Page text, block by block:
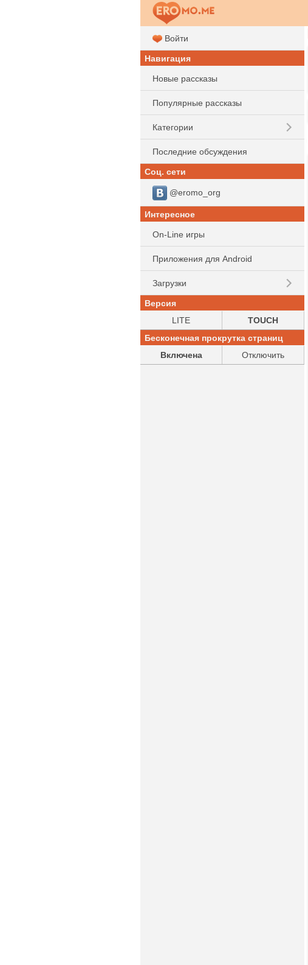
Войти
Навигация
Новые рассказы
Популярные рассказы
Категории
Последние обсуждения
Соц. сети
@eromo_org
Интересное
On-Line игры
Приложения для Android
Загрузки
Версия
LITE
TOUCH
Бесконечная прокрутка страниц
Включена
Отключить